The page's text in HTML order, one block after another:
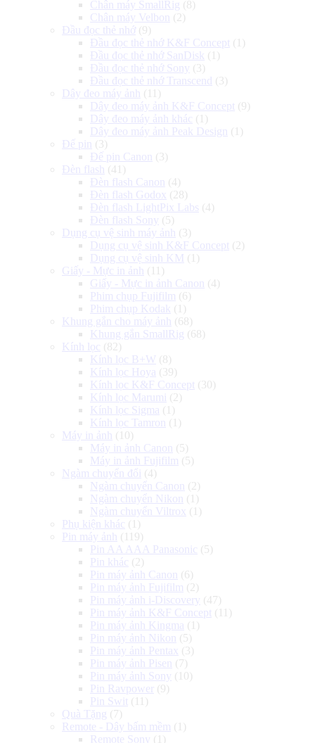
Chân máy SmallRig (8)
Chân máy Velbon
(2)
Đầu đọc thẻ nhớ (9)
Đầu đọc thẻ nhớ K&F Concept (1)
Đầu đọc thẻ nhớ SanDisk (1)
Đầu đọc thẻ nhớ Sony (3)
Đầu đọc thẻ nhớ Transcend
(3)
Dây đeo máy ảnh
(11)
Dây đeo máy ảnh K&F Concept (9)
Dây đeo máy ảnh khác (1)
Dây đeo máy ảnh Peak Design
(1)
Đế pin
(3)
Đế pin Canon
(3)
Đèn flash
(41)
Đèn flash Canon
(4)
Đèn flash Godox (28)
Đèn flash LightPix Labs (4)
Đèn flash Sony (5)
Dụng cụ vệ sinh máy ảnh
(3)
Dụng cụ vệ sinh K&F Concept (2)
Dụng cụ vệ sinh KM (1)
Giấy - Mực in ảnh
(11)
Giấy - Mực in ảnh Canon
(4)
Phim chụp Fujifilm (6)
Phim chụp Kodak (1)
Khung gắn cho máy ảnh
(68)
Khung gắn SmallRig (68)
Kính lọc (82)
Kính lọc B+W (8)
Kính lọc Hoya (39)
Kính lọc K&F Concept (30)
Kính lọc Marumi (2)
Kính lọc Sigma (1)
Kính lọc Tamron
(1)
Máy in ảnh
(10)
Máy in ảnh Canon
(5)
Máy in ảnh Fujifilm (5)
Ngàm chuyển đổi (4)
Ngàm chuyển Canon
(2)
Ngàm chuyển Nikon
(1)
Ngàm chuyển Viltrox (1)
Phụ kiện khác (1)
Pin máy ảnh
(119)
Pin AA AAA Panasonic (5)
Pin khác (2)
Pin máy ảnh Canon
(6)
Pin máy ảnh Fujifilm (2)
Pin máy ảnh i-Discovery (47)
Pin máy ảnh K&F Concept (11)
Pin máy ảnh Kingma (1)
Pin máy ảnh Nikon
(5)
Pin máy ảnh Pentax (3)
Pin máy ảnh Pisen
(7)
Pin máy ảnh Sony (10)
Pin Ravpower
(9)
Pin Swit (11)
Quà Tặng (7)
Remote - Dây bấm mềm (1)
Remote Sony (1)